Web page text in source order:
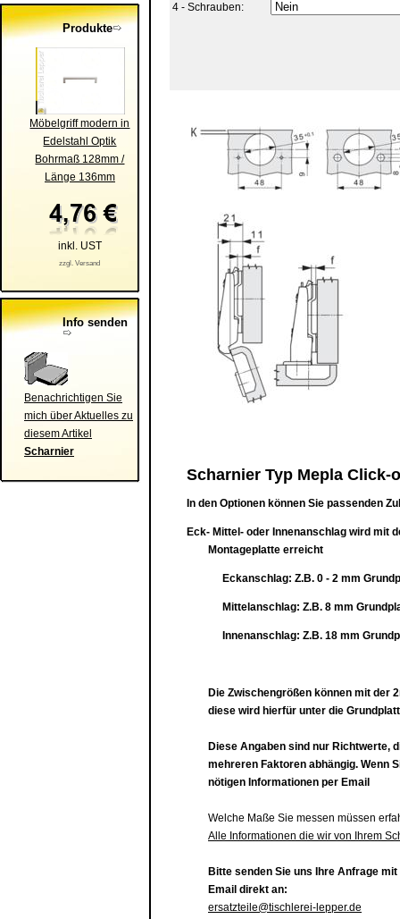
Produkte
Möbelgriff modern in
Edelstahl Optik
Bohrmaß 128mm /
Länge 136mm
inkl. UST
zzgl. Versand
Info senden
Benachrichtigen Sie
mich über Aktuelles zu
diesem Artikel
Scharnier
4 - Schrauben:
Scharnier Typ Mepla Click-
In den Optionen können Sie passenden
Eck- Mittel- oder Innenanschlag wird mit
Montageplatte erreicht
Eckanschlag: Z.B. 0 - 2 mm
Mittelanschlag: Z.B. 8 mm
Innenanschlag: Z.B. 18 mm
Die Zwischengrößen können mit der
diese wird hierfür unter die
Diese Angaben sind nur Richtwerte,
mehreren Faktoren abhängig. Wenn
nötigen Informationen per Email
Welche Maße Sie messen müssen
Alle Informationen die wir von Ihrem
Bitte senden Sie uns Ihre Anfrage
Email direkt an:
ersatzteile@tischlerei-lepper.de